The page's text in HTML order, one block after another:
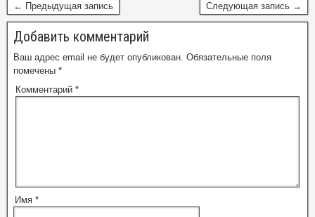
← Предыдущая запись Следующая запись →
Добавить комментарий
Ваш адрес email не будет опубликован. Обязательные поля
помечены *
Комментарий *
Имя *